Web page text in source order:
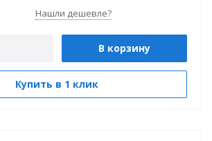
Нашли дешевле?
В корзину
Купить в 1 клик